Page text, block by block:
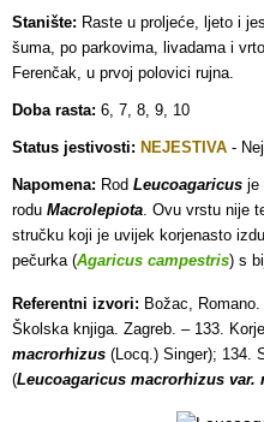
Stanište: Raste u proljeće, ljeto i
šuma, po parkovima, livadama i
Ferenčak, u prvoj polovici rujna.
Doba rasta: 6, 7, 8, 9, 10
Status jestivosti: NEJESTIVA -
Napomena: Rod Leucoagaricus je
rodu Macrolepiota. Ovu vrstu nije
stručku koji je uvijek korjenasto
pečurka (Agaricus campestris) s
Referentni izvori: Božac, Romano.
Školska knjiga. Zagreb. – 133.
macrorhizus (Locq.) Singer); 134.
(Leucoagaricus macrorhizus var.